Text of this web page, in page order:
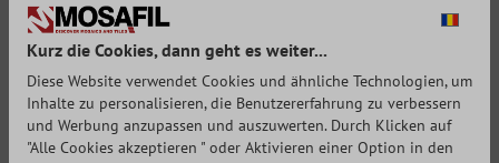
Kurz die Cookies, dann geht es weiter...
Diese Website verwendet Cookies und ähnliche Technologien, um
Inhalte zu personalisieren, die Benutzererfahrung zu verbessern
und Werbung anzupassen und auszuwerten. Durch Klicken auf
"Alle Cookies akzeptieren " oder Aktivieren einer Option in den